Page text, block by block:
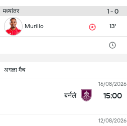
मध्यांतर 1 - 0
Murillo 13'
अगला मैच
बर्नले
16/08/2026
15:00
12/08/2026